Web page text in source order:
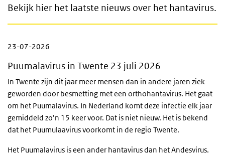
Bekijk hier het laatste nieuws over het hantavirus.
23-07-2026
Puumalavirus in Twente 23 juli 2026
In Twente zijn dit jaar meer mensen dan in andere jaren ziek
geworden door besmetting met een orthohantavirus. Het gaat
om het Puumalavirus. In Nederland komt deze infectie elk jaar
gemiddeld zo’n 15 keer voor. Dat is niet nieuw. Het is bekend
dat het Puumulaavirus voorkomt in de regio Twente.
Het Puumalavirus is een ander hantavirus dan het Andesvirus.